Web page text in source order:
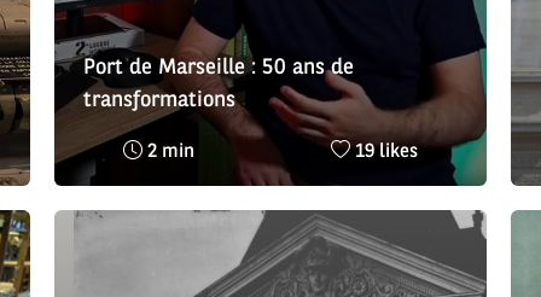
Port de Marseille : 50 ans de
transformations
Temps
lecture
2 min
Nombre
likes
:
19 likes